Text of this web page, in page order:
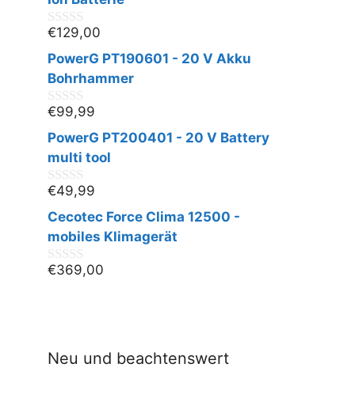
0
v
o
n
€129,00
PowerG PT190601 - 20 V Akku
Bohrhammer
0
v
o
n
€99,99
PowerG PT200401 - 20 V Battery
multi tool
0
v
o
n
€49,99
Cecotec Force Clima 12500 -
mobiles Klimagerät
0
€369,00
Neu und beachtenswert